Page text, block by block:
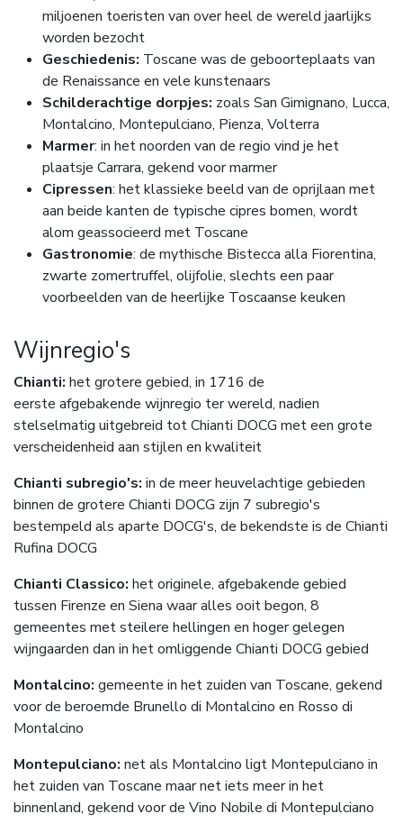
miljoenen toeristen van over heel de wereld jaarlijks
worden bezocht
Geschiedenis: Toscane was de geboorteplaats van
de Renaissance en vele kunstenaars
Schilderachtige dorpjes: zoals San Gimignano, Lucca,
Montalcino, Montepulciano, Pienza, Volterra
Marmer: in het noorden van de regio vind je het
plaatsje Carrara, gekend voor marmer
Cipressen: het klassieke beeld van de oprijlaan met
aan beide kanten de typische cipres bomen, wordt
alom geassocieerd met Toscane
Gastronomie: de mythische Bistecca alla Fiorentina,
zwarte zomertruffel, olijfolie, slechts een paar
voorbeelden van de heerlijke Toscaanse keuken
Wijnregio's
Chianti: het grotere gebied, in 1716 de
eerste afgebakende wijnregio ter wereld, nadien
stelselmatig uitgebreid tot Chianti DOCG met een grote
verscheidenheid aan stijlen en kwaliteit
Chianti subregio's: in de meer heuvelachtige gebieden
binnen de grotere Chianti DOCG zijn 7 subregio's
bestempeld als aparte DOCG's, de bekendste is de Chianti
Rufina DOCG
Chianti Classico: het originele, afgebakende gebied
tussen Firenze en Siena waar alles ooit begon, 8
gemeentes met steilere hellingen en hoger gelegen
wijngaarden dan in het omliggende Chianti DOCG gebied
Montalcino: gemeente in het zuiden van Toscane, gekend
voor de beroemde Brunello di Montalcino en Rosso di
Montalcino
Montepulciano: net als Montalcino ligt Montepulciano in
het zuiden van Toscane maar net iets meer in het
binnenland, gekend voor de Vino Nobile di Montepulciano